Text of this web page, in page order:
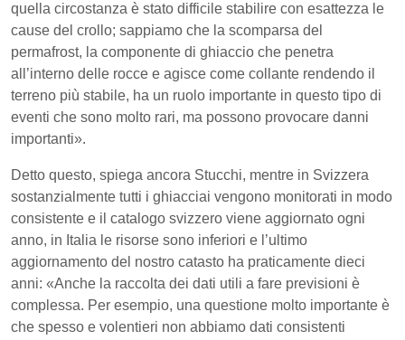
quella circostanza è stato difficile stabilire con esattezza le
cause del crollo; sappiamo che la scomparsa del
permafrost, la componente di ghiaccio che penetra
all’interno delle rocce e agisce come collante rendendo il
terreno più stabile, ha un ruolo importante in questo tipo di
eventi che sono molto rari, ma possono provocare danni
importanti».
Detto questo, spiega ancora Stucchi, mentre in Svizzera
sostanzialmente tutti i ghiacciai vengono monitorati in modo
consistente e il catalogo svizzero viene aggiornato ogni
anno, in Italia le risorse sono inferiori e l’ultimo
aggiornamento del nostro catasto ha praticamente dieci
anni: «Anche la raccolta dei dati utili a fare previsioni è
complessa. Per esempio, una questione molto importante è
che spesso e volentieri non abbiamo dati consistenti